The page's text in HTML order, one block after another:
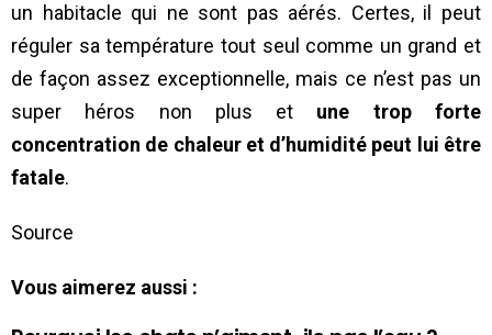
un habitacle qui ne sont pas aérés. Certes, il peut
réguler sa température tout seul comme un grand et
de façon assez exceptionnelle, mais ce n’est pas un
super héros non plus et une trop forte
concentration de chaleur et d’humidité peut lui être
fatale.
Source
Vous aimerez aussi :